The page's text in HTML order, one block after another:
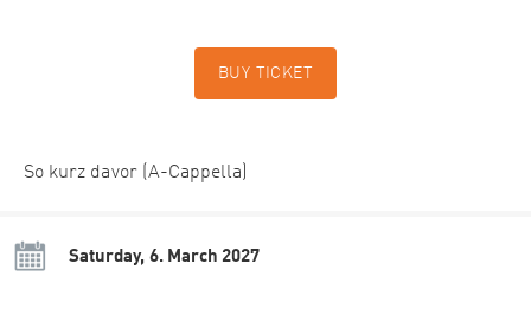
BUY TICKET
So kurz davor (A-Cappella)
Saturday, 6. March 2027